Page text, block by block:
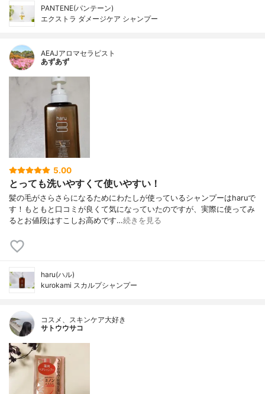
PANTENE(パンテーン)
エクストラ ダメージケア シャンプー
AEAJアロマセラピスト
あずあず
5.00
とっても洗いやすくて使いやすい！
髪の毛がさらさらになるためにわたしが使っているシャンプーはharuで
す！もともと口コミが良くて気になっていたのですが、実際に使ってみ
るとお値段はすこしお高めです…続きを見る
haru(ハル)
kurokami スカルプシャンプー
コスメ、スキンケア大好き
サトウウサコ